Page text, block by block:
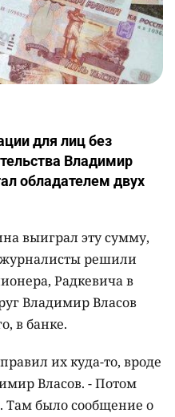
для лиц без
Владимир
обладателем двух
выиграл эту сумму,
журналисты решили
Радкевича в
Владимир Власов
в банке.
их куда-то, вроде
Власов. - Потом
Там было сообщение о